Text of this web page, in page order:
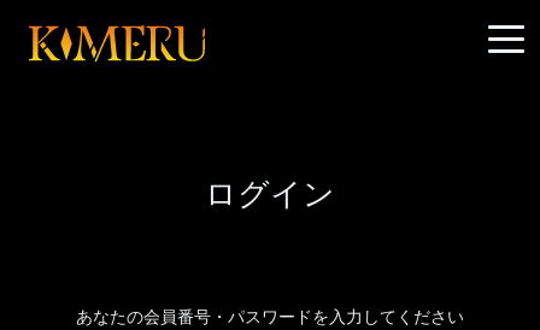
ログイン
あなたの会員番号・パスワードを入力してください